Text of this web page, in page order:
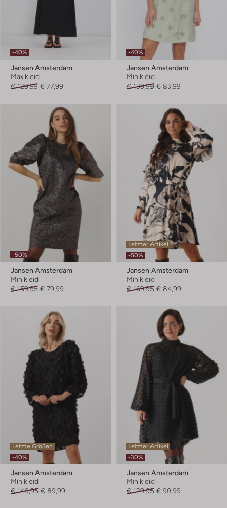
-40%
Jansen Amsterdam
Maxikleid
€ 129,99 € 77,99
-40%
Jansen Amsterdam
Minikleid
€ 139,99 € 83,99
-50%
Jansen Amsterdam
Minikleid
€ 159,95 € 79,99
Letzter Artikel
-50%
Jansen Amsterdam
Minikleid
€ 169,95 € 84,99
Letzte Größen
-40%
Jansen Amsterdam
Minikleid
€ 149,95 € 89,99
Letzter Artikel
-30%
Jansen Amsterdam
Minikleid
€ 129,95 € 90,99